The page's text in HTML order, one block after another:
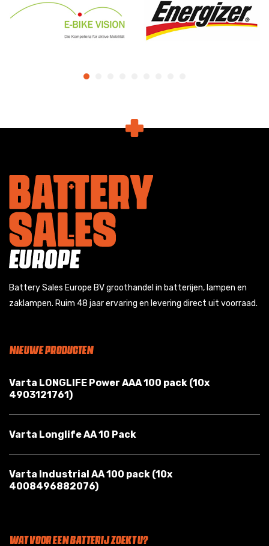
Battery Sales Europe BV groothandel in batterijen, lampen en
zaklampen. Ruim 48 jaar ervaring en levering direct uit voorraad.
NIEUWE PRODUCTEN
Varta LONGLIFE Power AAA 100 pack (10x
4903121761)
Varta Longlife AA 10 Pack
Varta Industrial AA 100 pack (10x
4008496882076)
WAT VOOR EEN BATTERIJ ZOEKT U?